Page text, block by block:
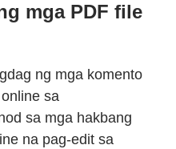
mga PDF file
ng mga komento
sa
sa mga hakbang
na pag-edit sa